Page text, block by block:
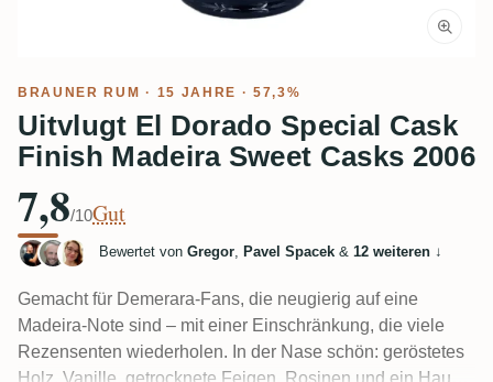
BRAUNER RUM · 15 JAHRE · 57,3%
Uitvlugt El Dorado Special Cask
Finish Madeira Sweet Casks 2006
7,8/10Gut
Bewertet von Gregor, Pavel Spacek & 12 weiteren ↓
Gemacht für Demerara-Fans, die neugierig auf eine
Madeira-Note sind – mit einer Einschränkung, die viele
Rezensenten wiederholen. In der Nase schön: geröstetes
Holz, Vanille, getrocknete Feigen, Rosinen und ein Hauch